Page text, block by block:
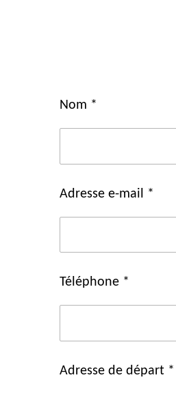
Nom *
Adresse e-mail *
Téléphone *
Adresse de départ *